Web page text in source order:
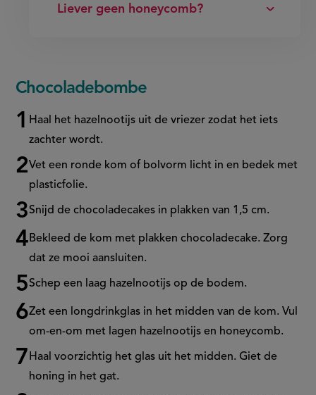
Liever geen honeycomb?
Chocoladebombe
Haal het hazelnootijs uit de vriezer zodat het iets
zachter wordt.
Vet een ronde kom of bolvorm licht in en bedek met
plasticfolie.
Snijd de chocoladecakes in plakken van 1,5 cm.
Bekleed de kom met plakken chocoladecake. Zorg
dat ze mooi aansluiten.
Schep een laag hazelnootijs op de bodem.
Zet een longdrinkglas in het midden van de kom. Vul
om-en-om met lagen hazelnootijs en honeycomb.
Haal voorzichtig het glas uit het midden. Giet de
honing in het gat.